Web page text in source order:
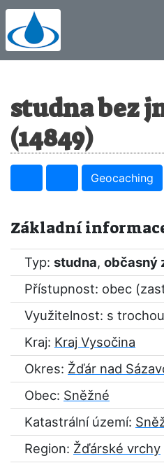
studna bez
(14849)
Geocaching
Základní
Typ: studna, občasný
Přístupnost: obec
Využitelnost: s
Kraj: Kraj Vysočina
Okres: Žďár nad
Obec: Sněžné
Katastrální území:
Region: Žďárské vrchy